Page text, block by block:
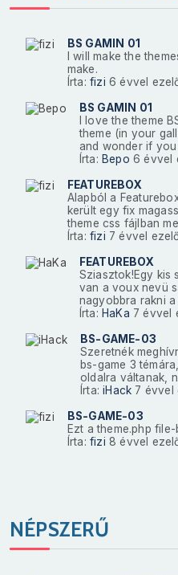
BS GAMIN 01
I will make the
make.
Írta:fizi 6 évvel
BS GAMIN 01
I love the theme
theme (in your
and wonder if
Írta: Bepo 6 évvel
FEATUREBOX
Alapból a
került egy fix
theme css fájlban
Írta:fizi 7 évvel
FEATUREBOX
Sziasztok!Egy kis
van a voux nevü
nagyobbra rakni a
Írta: HaKa 7 évvel
BS-GAME-03
Szeretnék
bs-game 3
oldalra váltanak,
Írta:iHack 7 évvel
BS-GAME-03
Ezt a theme.php
Írta:fizi 8 évvel
NÉPSZERŰ